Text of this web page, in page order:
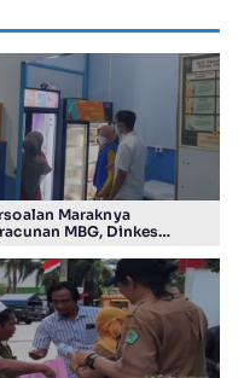
Maraknya
MBG, Dinkes
SOP